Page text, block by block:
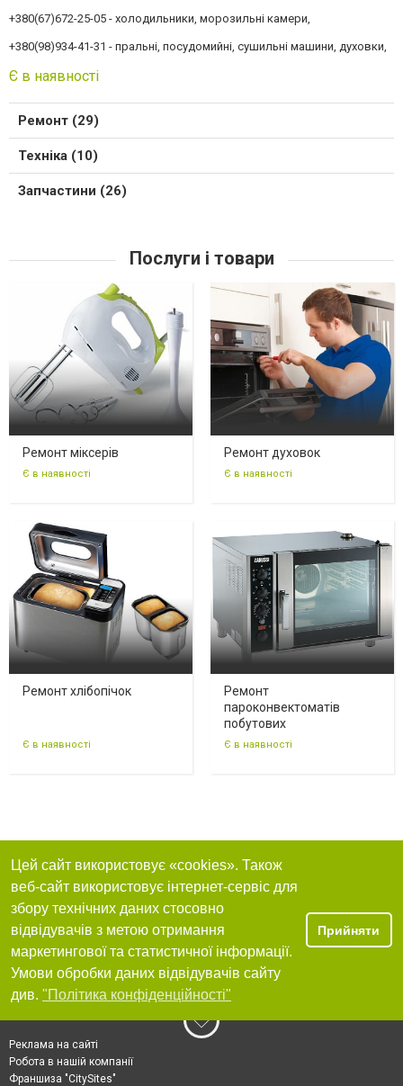
+380(67)672-25-05 - холодильники, морозильні камери,
+380(98)934-41-31 - пральні, посудомийні, сушильні машини, духовки,
Є в наявності
Ремонт (29)
Техніка (10)
Запчастини (26)
Послуги і товари
Ремонт міксерів
Є в наявності
Ремонт духовок
Є в наявності
Ремонт хлібопічок
Є в наявності
Ремонт
пароконвектоматів
побутових
Є в наявності
Цей сайт використовує «cookies». Також
веб-сайт використовує інтернет-сервіс для
збору технічних даних стосовно
відвідувачів з метою отримання
маркетингової та статистичної інформації.
Умови обробки даних відвідувачів сайту
див. "Політика конфіденційності"
Прийняти
Реклама на сайті
Робота в нашій компанії
Франшиза "CitySites"